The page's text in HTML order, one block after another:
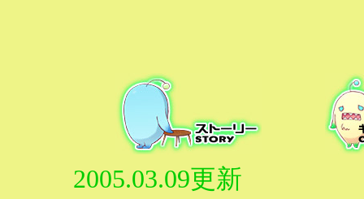
2005.03.09